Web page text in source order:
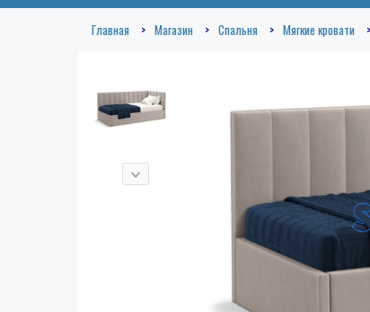
Главная Магазин Спальня Мягкие кровати